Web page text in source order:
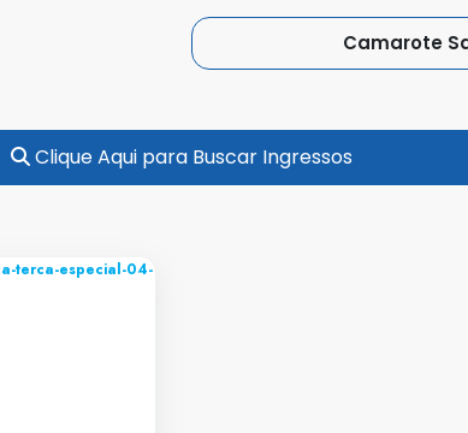
Camarote
Clique Aqui para Buscar Ingressos